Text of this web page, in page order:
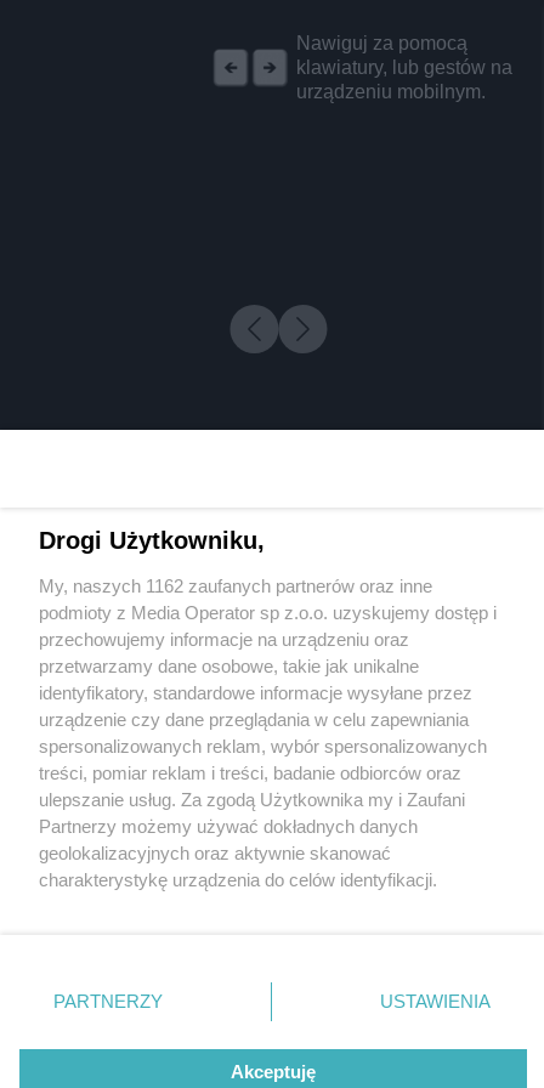
Nawiguj za pomocą
klawiatury, lub gestów na
urządzeniu mobilnym.
1 / 0
Wydawca mediów lokalnych
Nie zapomnij
zapoznać się z:
polityką prywatności
Twojemiasto
Piekary Śląskie
Chorzów
Tarnowskie Góry
Gliwice
Skontakuj sięz nami
Kontakt
Redakcja
Newsletter
Drogi Użytkowniku,
My, naszych 1162 zaufanych partnerów oraz inne
podmioty z Media Operator sp z.o.o. uzyskujemy dostęp i
przechowujemy informacje na urządzeniu oraz
przetwarzamy dane osobowe, takie jak unikalne
identyfikatory, standardowe informacje wysyłane przez
urządzenie czy dane przeglądania w celu zapewniania
spersonalizowanych reklam, wybór spersonalizowanych
treści, pomiar reklam i treści, badanie odbiorców oraz
ulepszanie usług. Za zgodą Użytkownika my i Zaufani
Partnerzy możemy używać dokładnych danych
geolokalizacyjnych oraz aktywnie skanować
charakterystykę urządzenia do celów identyfikacji.
zmienić/wycofać klikając przycisk ustawień prywatności
znajdujący się w lewym dolnym rogu strony
rodzaje przetwarzania danych nie wymagają zgody
użytkownika, ale masz prawo sprzeciwić się takiemu
PARTNERZY USTAWIENIA
Akceptuję